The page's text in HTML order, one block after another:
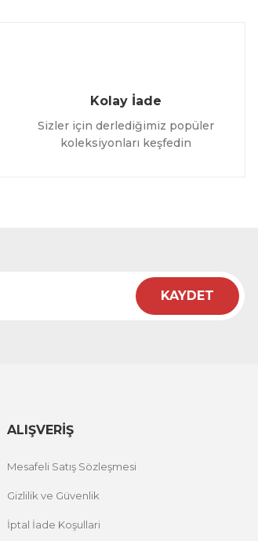
Kolay İade
Sizler için derlediğimiz popüler
koleksiyonları keşfedin
KAYDET
ALIŞVERİŞ
Mesafeli Satış Sözleşmesi
Gizlilik ve Güvenlik
İptal İade Koşullari